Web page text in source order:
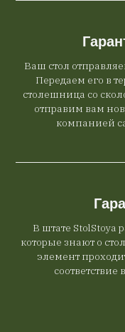
Ваш стол
Передаем его в
столешница со
отправим вам
компанией
В штате StolStoya
которые знают о
элемент